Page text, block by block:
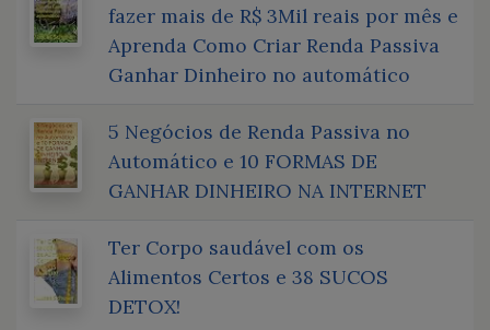
fazer mais de R$ 3Mil reais por mês e
Aprenda Como Criar Renda Passiva
Ganhar Dinheiro no automático
5 Negócios de Renda Passiva no
Automático e 10 FORMAS DE
GANHAR DINHEIRO NA INTERNET
Ter Corpo saudável com os
Alimentos Certos e 38 SUCOS
DETOX!